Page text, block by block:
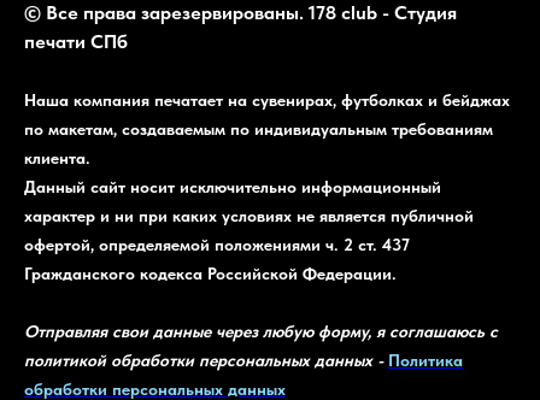
© Все права зарезервированы. 178 club - Студия
печати СПб
Наша компания печатает на сувенирах, футболках и бейджах
по макетам, создаваемым по индивидуальным требованиям
клиента.
Данный сайт носит исключительно информационный
характер и ни при каких условиях не является публичной
офертой, определяемой положениями ч. 2 ст. 437
Гражданского кодекса Российской Федерации.
Отправляя свои данные через любую форму, я соглашаюсь с
политикой обработки персональных данных - Политика
обработки персональных данных